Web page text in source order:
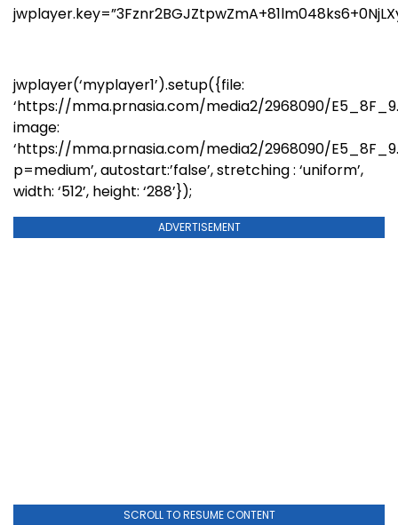
jwplayer(‘myplayer1’).setup({file:
‘https://mma.prnasia.com/media2/2968090/
image:
‘https://mma.prnasia.com/media2/2968090/
p=medium’, autostart:’false’, stretching : ‘uniform’,
width: ‘512’, height: ‘288’});
ADVERTISEMENT
SCROLL TO RESUME CONTENT